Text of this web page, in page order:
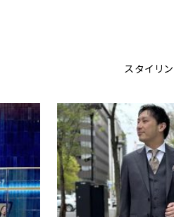
スタイリ